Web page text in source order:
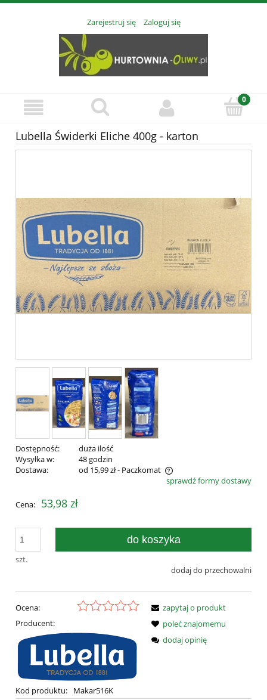
Zarejestruj się Zaloguj się
Lubella Świderki Eliche 400g - karton
Dostępność:
duża ilość
Wysyłka w:
48 godzin
Dostawa:
od 15,99 zł- Paczkomat
Cena nie zawiera ewentualnych kosztów płatnościsprawdź formy dostawy
Cena: 53,98 zł
szt.
do koszyka
dodaj do przechowalni
Ocena:
Producent:
Kod produktu: Makar516K
zapytaj o produkt
poleć znajomemu
dodaj opinię